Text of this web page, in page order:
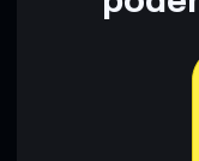
pesquisa. Dados